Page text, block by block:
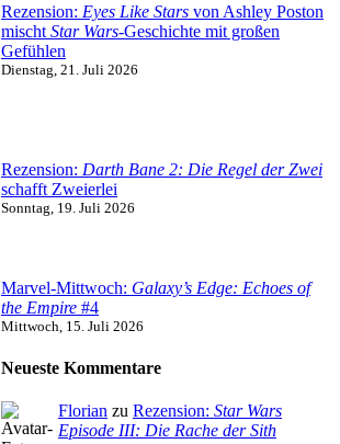
Rezension: Eyes Like Stars von Ashley Poston
mischt Star Wars-Geschichte mit großen
Gefühlen
Dienstag, 21. Juli 2026
Rezension: Darth Bane 2: Die Regel der Zwei
schafft Zweierlei
Sonntag, 19. Juli 2026
Marvel-Mittwoch: Galaxy’s Edge: Echoes of
the Empire #4
Mittwoch, 15. Juli 2026
Neueste Kommentare
Florian zu Rezension: Star Wars
Episode III: Die Rache der Sith